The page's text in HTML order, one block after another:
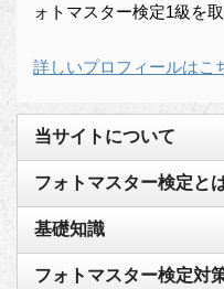
ォトマスター検定1級を
詳しいプロフィールはこ
当サイトについて
フォトマスター検定と
基礎知識
フォトマスター検定対